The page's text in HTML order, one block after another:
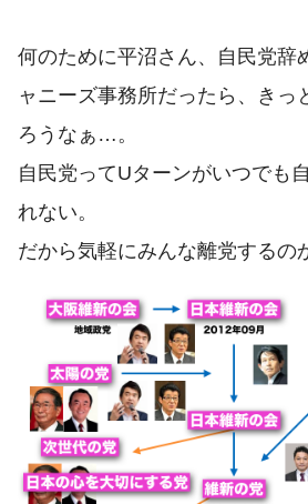
何のために平沼さん、自民党
ャニーズ事務所だったら、きっ
ろうなぁ…。
自民党ってUターンがいつでも
れない。
だから気軽にみんな離党する